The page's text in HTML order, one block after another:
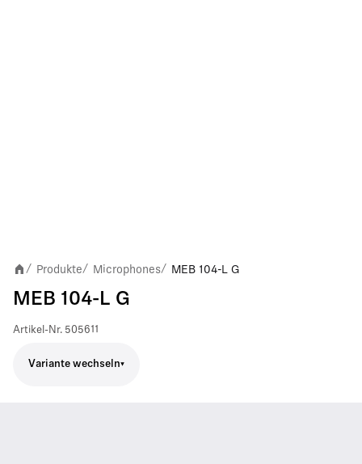
/ Produkte/ Microphones/ MEB 104-L G
MEB 104-L G
Artikel-Nr. 505611
Variante wechseln